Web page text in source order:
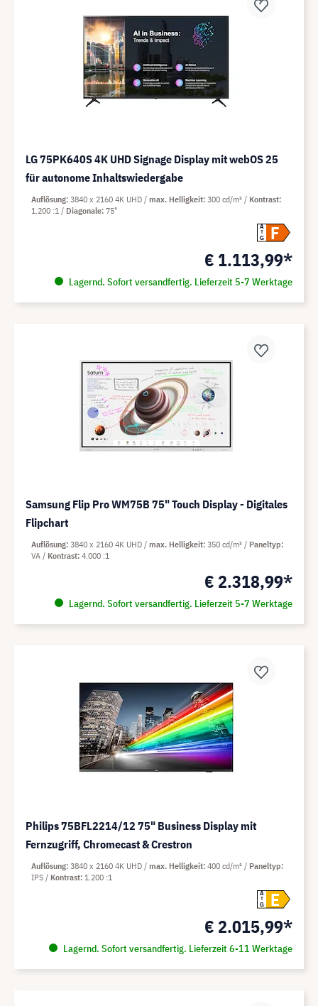
LG 75PK640S 4K UHD Signage Display mit webOS 25
für autonome Inhaltswiedergabe
A
G
F
€ 1.113,99*
Lagernd. Sofort versandfertig. Lieferzeit 5-7 Werktage
Auflösung 3840 x 2160 4K UHD max. Helligkeit 300 cd/m²
Kontrast
1.200 :1
Diagonale 75"
Samsung Flip Pro WM75B 75" Touch Display - Digitales
Flipchart
€ 2.318,99*
Lagernd. Sofort versandfertig. Lieferzeit 5-7 Werktage
Auflösung 3840 x 2160 4K UHD max. Helligkeit 350 cd/m²
Paneltyp
VA
Kontrast 4.000 :1
Philips 75BFL2214/12 75" Business Display mit
Fernzugriff, Chromecast & Crestron
A
G
E
€ 2.015,99*
Lagernd. Sofort versandfertig. Lieferzeit 6-11 Werktage
Auflösung 3840 x 2160 4K UHD max. Helligkeit 400 cd/m²
Paneltyp
IPS
Kontrast 1.200 :1